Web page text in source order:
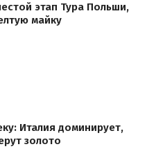
этап Тура Польши,
майку
Италия доминирует,
золото